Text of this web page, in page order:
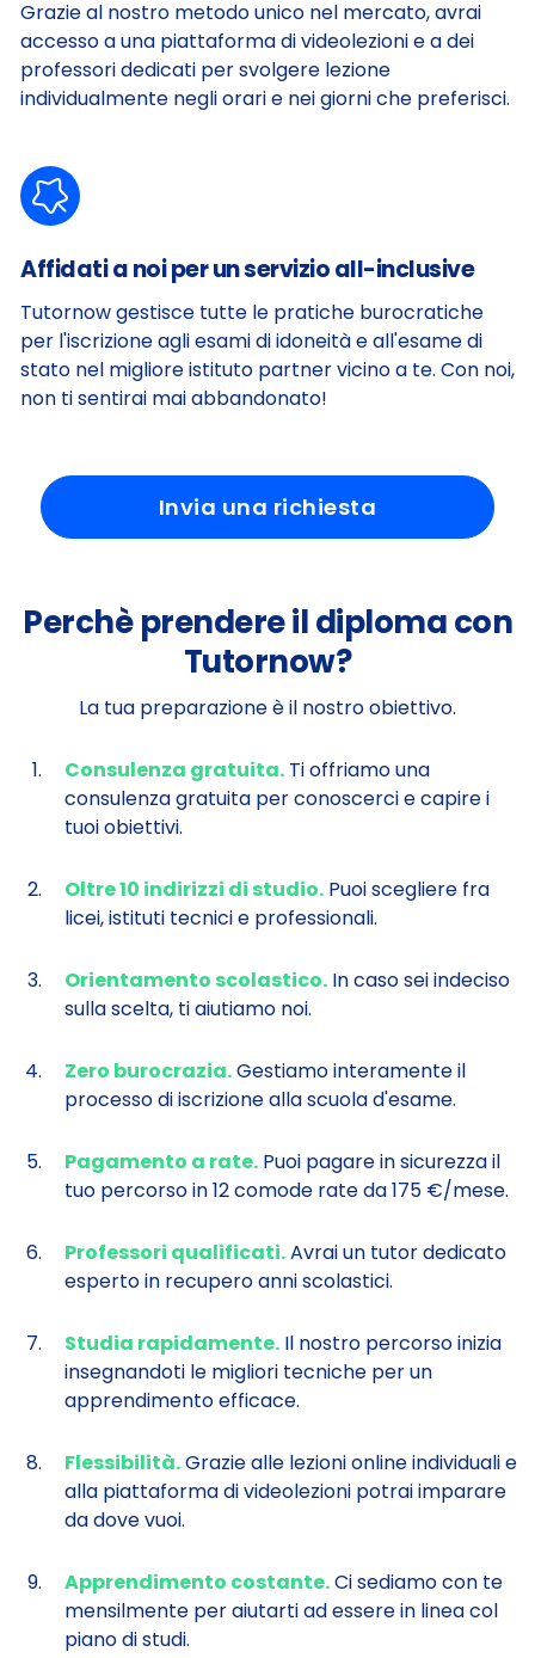
Grazie al nostro metodo unico nel mercato, avrai
accesso a una piattaforma di videolezioni e a dei
professori dedicati per svolgere lezione
individualmente negli orari e nei giorni che preferisci.
Affidati a noi per un servizio all-inclusive
Tutornow gestisce tutte le pratiche burocratiche
per l'iscrizione agli esami di idoneità e all'esame di
stato nel migliore istituto partner vicino a te. Con noi,
non ti sentirai mai abbandonato!
Invia una richiesta
Perchè prendere il diploma con
Tutornow?
La tua preparazione è il nostro obiettivo.
Consulenza gratuita. Ti offriamo una
consulenza gratuita per conoscerci e capire i
tuoi obiettivi.
Oltre 10 indirizzi di studio. Puoi scegliere fra
licei, istituti tecnici e professionali.
Orientamento scolastico. In caso sei indeciso
sulla scelta, ti aiutiamo noi.
Zero burocrazia.Gestiamo interamente il
processo di iscrizione alla scuola d'esame.
Pagamento a rate. Puoi pagare in sicurezza il
tuo percorso in 12 comode rate da 175 €/mese.
Professori qualificati.Avrai un tutor dedicato
esperto in recupero anni scolastici.
Studia rapidamente. Il nostro percorso inizia
insegnandoti le migliori tecniche per un
apprendimento efficace.
Flessibilità.Grazie alle lezioni online individuali e
alla piattaforma di videolezioni potrai imparare
da dove vuoi.
Apprendimento costante.Ci sediamo con te
mensilmente per aiutarti ad essere in linea col
piano di studi.